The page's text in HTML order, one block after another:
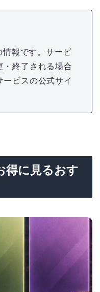
報です。サービ
・終了される場合
ビスの公式サイ
得に見るおす